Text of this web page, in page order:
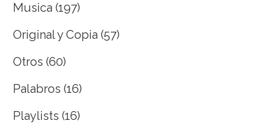
Musica (197)
Original y Copia (57)
Otros (60)
Palabros (16)
Playlists (16)